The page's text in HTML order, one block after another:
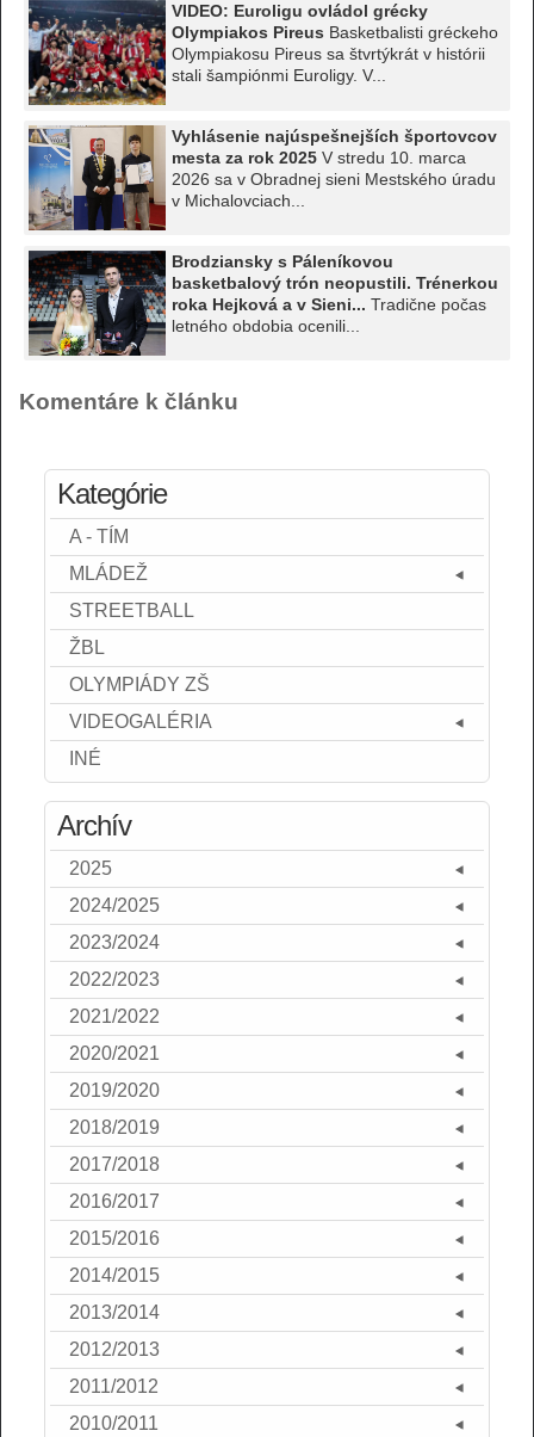
VIDEO: Euroligu ovládol grécky
Olympiakos Pireus Basketbalisti gréckeho
Olympiakosu Pireus sa štvrtýkrát v histórii
stali šampiónmi Euroligy. V...
Vyhlásenie najúspešnejších športovcov
mesta za rok 2025 V stredu 10. marca
2026 sa v Obradnej sieni Mestského úradu
v Michalovciach...
Brodziansky s Páleníkovou
basketbalový trón neopustili. Trénerkou
roka Hejková a v Sieni... Tradične počas
letného obdobia ocenili...
Komentáre k článku
Kategórie
A - TÍM
MLÁDEŽ
STREETBALL
ŽBL
OLYMPIÁDY ZŠ
VIDEOGALÉRIA
INÉ
Archív
2025
2024/2025
2023/2024
2022/2023
2021/2022
2020/2021
2019/2020
2018/2019
2017/2018
2016/2017
2015/2016
2014/2015
2013/2014
2012/2013
2011/2012
2010/2011